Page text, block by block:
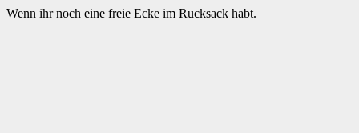
Wenn ihr noch eine freie Ecke im Rucksack habt.